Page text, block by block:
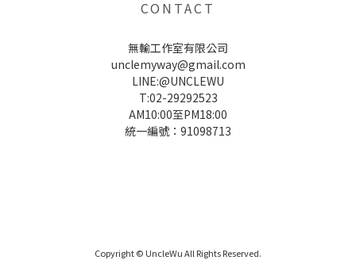
CONTACT
無輸工作室有限公司
unclemyway@gmail.com
LINE:@UNCLEWU
T:02-29292523
AM10:00至PM18:00
統一編號：91098713
Copyright © UncleWu All Rights Reserved.